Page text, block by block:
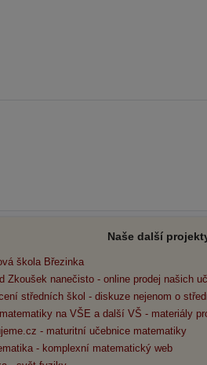
Naše další
škola Březinka
Zkoušek nanečisto - online prodej našich
středních škol - diskuze nejenom o
na VŠE a další VŠ - materiály
- maturitní učebnice matematiky
- komplexní matematický web